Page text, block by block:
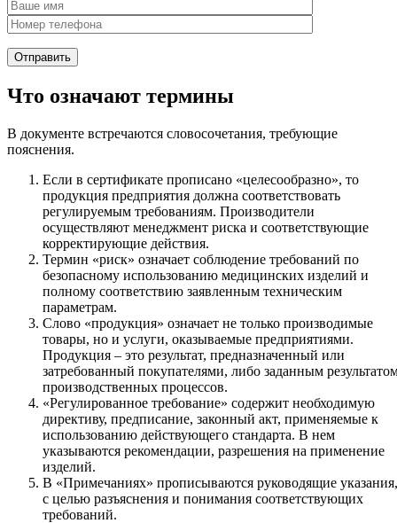
Что означают термины
В документе встречаются словосочетания, требующие
пояснения.
Если в сертификате прописано «целесообразно», то
продукция предприятия должна соответствовать
регулируемым требованиям. Производители
осуществляют менеджмент риска и соответствующие
корректирующие действия.
Термин «риск» означает соблюдение требований по
безопасному использованию медицинских изделий и
полному соответствию заявленным техническим
параметрам.
Слово «продукция» означает не только производимые
товары, но и услуги, оказываемые предприятиями.
Продукция – это результат, предназначенный или
затребованный покупателями, либо заданным
производственных процессов.
«Регулированное требование» содержит необходимую
директиву, предписание, законный акт, применяемые к
использованию действующего стандарта. В нем
указываются рекомендации, разрешения на применение
изделий.
В «Примечаниях» прописываются руководящие указания,
с целью разъяснения и понимания соответствующих
требований.